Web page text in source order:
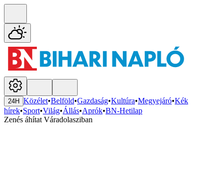
24H Közélet•Belföld•Gazdaság•Kultúra•Megyejáró•Kék
hírek•Sport•Világ•Állás•Aprók•BN-Hetilap
Zenés áhítat Váradolasziban